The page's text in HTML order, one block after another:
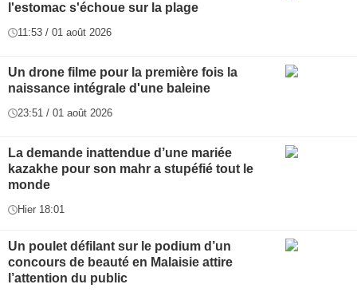
l'estomac s'échoue sur la plage
11:53 / 01 août 2026
Un drone filme pour la première fois la
naissance intégrale d'une baleine
23:51 / 01 août 2026
La demande inattendue d’une mariée
kazakhe pour son mahr a stupéfié tout le
monde
Hier 18:01
Un poulet défilant sur le podium d’un
concours de beauté en Malaisie attire
l’attention du public